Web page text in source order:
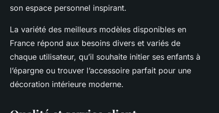
son espace personnel inspirant.
La variété des meilleurs modèles disponibles en
France répond aux besoins divers et variés de
chaque utilisateur, qu’il souhaite initier ses enfants à
l’épargne ou trouver l’accessoire parfait pour une
décoration intérieure moderne.